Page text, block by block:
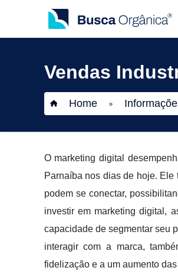
Vendas
Home »
O marketing digital
Parnaíba nos dias de hoje.
podem se conectar,
investir em marketing digital,
capacidade de segmentar seu
interagir com a marca,
fidelização e a um aumento